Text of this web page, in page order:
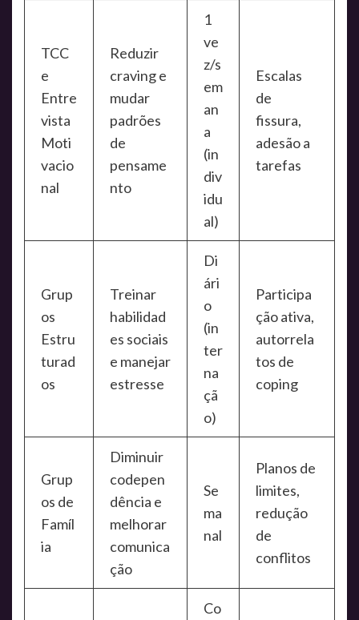
TCC
e
Entre
vista
Moti
vacio
nal
Reduzir
craving e
mudar
padrões
de
pensame
nto
1
ve
z/s
em
an
a
(in
div
idu
al)
Escalas
de
fissura,
adesão a
tarefas
Grup
os
Estru
turad
os
Treinar
habilidad
es sociais
e manejar
estresse
Di
ári
o
(in
ter
na
çã
o)
Participa
ção ativa,
autorrela
tos de
coping
Grup
os de
Famíl
ia
Diminuir
codepen
dência e
melhorar
comunica
ção
Se
ma
nal
Planos de
limites,
redução
de
conflitos
Co